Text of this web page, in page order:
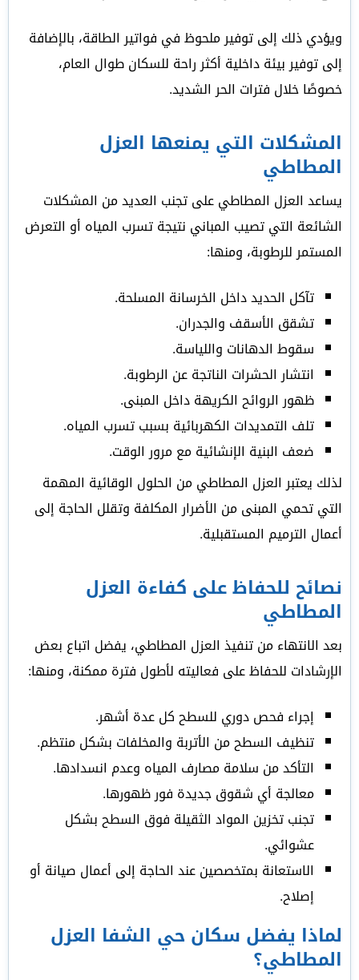
ويؤدي ذلك إلى توفير ملحوظ في فواتير الطاقة، بالإضافة
إلى توفير بيئة داخلية أكثر راحة للسكان طوال العام،
خصوصًا خلال فترات الحر الشديد.
المشكلات التي يمنعها العزل
المطاطي
يساعد العزل المطاطي على تجنب العديد من المشكلات
الشائعة التي تصيب المباني نتيجة تسرب المياه أو التعرض
المستمر للرطوبة، ومنها:
تآكل الحديد داخل الخرسانة المسلحة.
تشقق الأسقف والجدران.
سقوط الدهانات واللياسة.
انتشار الحشرات الناتجة عن الرطوبة.
ظهور الروائح الكريهة داخل المبنى.
تلف التمديدات الكهربائية بسبب تسرب المياه.
ضعف البنية الإنشائية مع مرور الوقت.
لذلك يعتبر العزل المطاطي من الحلول الوقائية المهمة
التي تحمي المبنى من الأضرار المكلفة وتقلل الحاجة إلى
أعمال الترميم المستقبلية.
نصائح للحفاظ على كفاءة العزل
المطاطي
بعد الانتهاء من تنفيذ العزل المطاطي، يفضل اتباع بعض
الإرشادات للحفاظ على فعاليته لأطول فترة ممكنة، ومنها:
إجراء فحص دوري للسطح كل عدة أشهر.
تنظيف السطح من الأتربة والمخلفات بشكل منتظم.
التأكد من سلامة مصارف المياه وعدم انسدادها.
معالجة أي شقوق جديدة فور ظهورها.
تجنب تخزين المواد الثقيلة فوق السطح بشكل
عشوائي.
الاستعانة بمتخصصين عند الحاجة إلى أعمال صيانة أو
إصلاح.
لماذا يفضل سكان حي الشفا العزل
المطاطي؟